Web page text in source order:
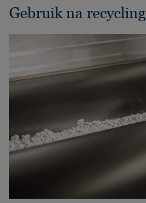
Gebruik na recycling